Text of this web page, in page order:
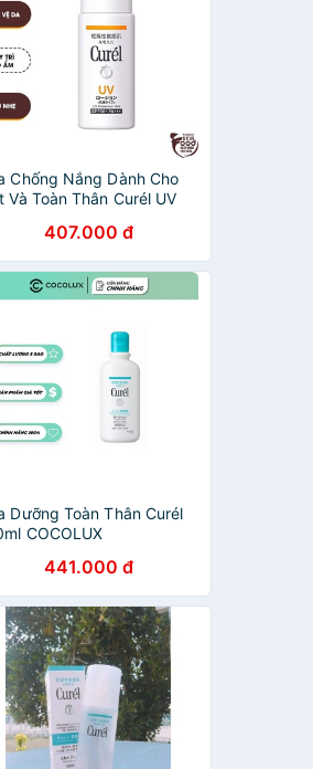
Chống Nắng Dành Cho
Và Toàn Thân Curél UV
PA+++ 60ml
407.000 đ
Dưỡng Toàn Thân Curél
COCOLUX
441.000 đ